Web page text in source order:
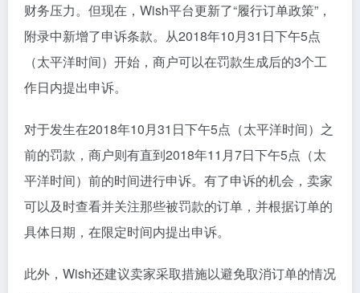
财务压力。但现在，Wish平台更新了“履行订单政策”，
附录中新增了申诉条款。从2018年10月31日下午5点
（太平洋时间）开始，商户可以在罚款生成后的3个工
作日内提出申诉。
对于发生在2018年10月31日下午5点（太平洋时间）之
前的罚款，商户则有直到2018年11月7日下午5点（太
平洋时间）前的时间进行申诉。有了申诉的机会，卖家
可以及时查看并关注那些被罚款的订单，并根据订单的
具体日期，在限定时间内提出申诉。
此外，Wish还建议卖家采取措施以避免取消订单的情况